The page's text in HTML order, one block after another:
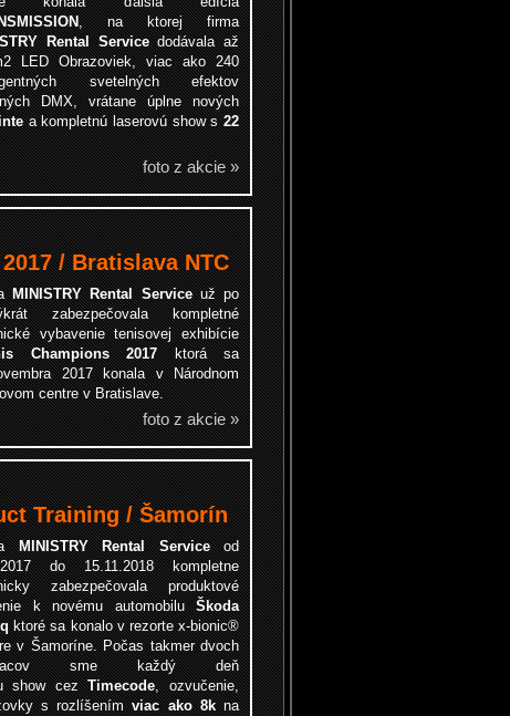
, na ktorej firma
Rental Servicedodávala až
2LED Obrazoviek, viac ako 240
svetelných efektov
DMX, vrátane úplne nových
a kompletnú laserovú show s22
foto z akcie »
/ Bratislava NTC
MINISTRY Rental Serviceuž po
zabezpečovala kompletné
vybavenie tenisovej exhibície
Champions 2017ktorá sa
2017 konala v Národnom
centre v Bratislave.
foto z akcie »
Training / Šamorín
MINISTRY Rental Serviceod
do 15.11.2018 kompletne
zabezpečovala produktové
k novému automobiluŠkoda
ktoré sa konalo v rezortex-bionic®
v Šamoríne. Počas takmer dvoch
sme každý deň
show cezTimecode, ozvučenie,
s rozlíšenímviac ako 8kna